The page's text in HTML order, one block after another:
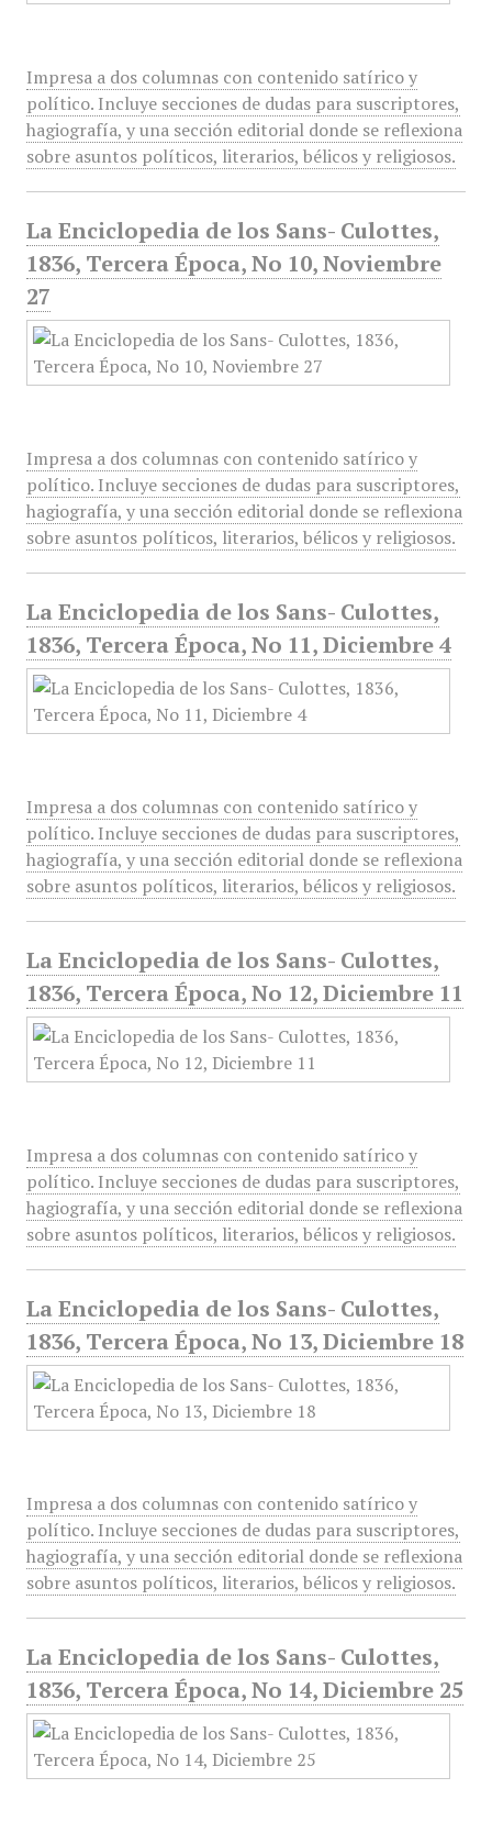
Impresa a dos columnas con contenido satírico y
político. Incluye secciones de dudas para suscriptores,
hagiografía, y una sección editorial donde se reflexiona
sobre asuntos políticos, literarios, bélicos y religiosos.
La Enciclopedia de los Sans- Culottes,
1836, Tercera Época, No 10, Noviembre
27
Impresa a dos columnas con contenido satírico y
político. Incluye secciones de dudas para suscriptores,
hagiografía, y una sección editorial donde se reflexiona
sobre asuntos políticos, literarios, bélicos y religiosos.
La Enciclopedia de los Sans- Culottes,
1836, Tercera Época, No 11, Diciembre 4
Impresa a dos columnas con contenido satírico y
político. Incluye secciones de dudas para suscriptores,
hagiografía, y una sección editorial donde se reflexiona
sobre asuntos políticos, literarios, bélicos y religiosos.
La Enciclopedia de los Sans- Culottes,
1836, Tercera Época, No 12, Diciembre 11
Impresa a dos columnas con contenido satírico y
político. Incluye secciones de dudas para suscriptores,
hagiografía, y una sección editorial donde se reflexiona
sobre asuntos políticos, literarios, bélicos y religiosos.
La Enciclopedia de los Sans- Culottes,
1836, Tercera Época, No 13, Diciembre 18
Impresa a dos columnas con contenido satírico y
político. Incluye secciones de dudas para suscriptores,
hagiografía, y una sección editorial donde se reflexiona
sobre asuntos políticos, literarios, bélicos y religiosos.
La Enciclopedia de los Sans- Culottes,
1836, Tercera Época, No 14, Diciembre 25